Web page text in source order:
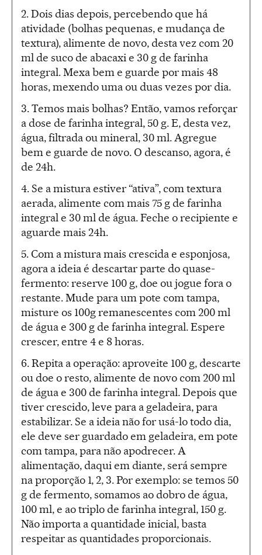
2. Dois dias depois, percebendo que há
atividade (bolhas pequenas, e mudança de
textura), alimente de novo, desta vez com 20
ml de suco de abacaxi e 30 g de farinha
integral. Mexa bem e guarde por mais 48
horas, mexendo uma ou duas vezes por dia.
3. Temos mais bolhas? Então, vamos reforçar
a dose de farinha integral, 50 g. E, desta vez,
água, filtrada ou mineral, 30 ml. Agregue
bem e guarde de novo. O descanso, agora, é
de 24h.
4. Se a mistura estiver “ativa”, com textura
aerada, alimente com mais 75 g de farinha
integral e 30 ml de água. Feche o recipiente e
aguarde mais 24h.
5. Com a mistura mais crescida e esponjosa,
agora a ideia é descartar parte do quase-
fermento: reserve 100 g, doe ou jogue fora o
restante. Mude para um pote com tampa,
misture os 100g remanescentes com 200 ml
de água e 300 g de farinha integral. Espere
crescer, entre 4 e 8 horas.
6. Repita a operação: aproveite 100 g, descarte
ou doe o resto, alimente de novo com 200 ml
de água e 300 de farinha integral. Depois que
tiver crescido, leve para a geladeira, para
estabilizar. Se a ideia não for usá-lo todo dia,
ele deve ser guardado em geladeira, em pote
com tampa, para não apodrecer. A
alimentação, daqui em diante, será sempre
na proporção 1, 2, 3. Por exemplo: se temos 50
g de fermento, somamos ao dobro de água,
100 ml, e ao triplo de farinha integral, 150 g.
Não importa a quantidade inicial, basta
respeitar as quantidades proporcionais.